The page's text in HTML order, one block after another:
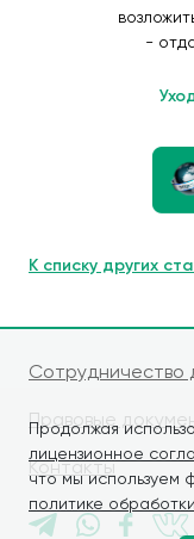
Продолжая
лицензионное
что мы используем
политике
-
К списку других
Сотрудничество
Правовые
Контакты